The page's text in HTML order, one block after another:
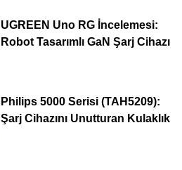
UGREEN Uno RG İncelemesi:
Robot Tasarımlı GaN Şarj Cihazı
Philips 5000 Serisi (TAH5209):
Şarj Cihazını Unutturan Kulaklık